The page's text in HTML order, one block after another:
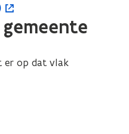
er op dat vlak